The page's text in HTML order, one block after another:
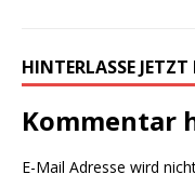
HINTERLASSE
Kommentar
E-Mail Adresse wird